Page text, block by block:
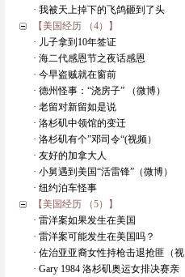
· 我被天上掉下的飞鸽砸到了头
【美国经历 （4）】
· 儿子拿到10年签证
· 海二代感恩节之夜话感恩
· 今早盗贼就在窗前
· 德州怪事：“浇房子” （微博）
· 老留对新留如是说
· 洛杉矶中领馆的变迁
· 洛杉矶有个”邓司令“(视频）
· 友好的加拿大人
· 小舅遇到美国“活雷锋”（微博）
· 纽约泊车怪事
【美国经历 （5）】
· 雷洋案如果发生在美国
· 雷洋案可能发生在美国吗？
· 佐治亚亚裔女性持枪击退抢匪（视
· Gary 1984 洛杉矶奥运女排决赛亲